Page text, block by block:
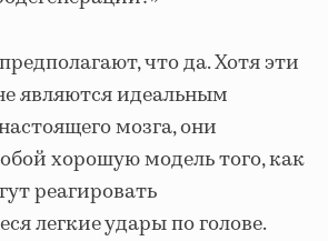
что да. Хотя эти
являются идеальным
мозга, они
хорошую модель того, как
реагировать
легкие удары по голове.